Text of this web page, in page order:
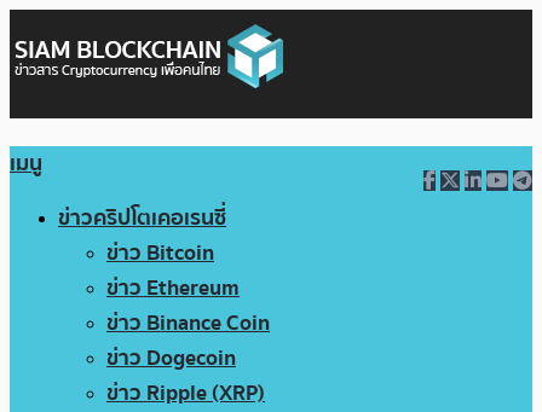
เมนู
ข่าวคริปโตเคอเรนซี่
ข่าว Bitcoin
ข่าว Ethereum
ข่าว Binance Coin
ข่าว Dogecoin
ข่าว Ripple (XRP)